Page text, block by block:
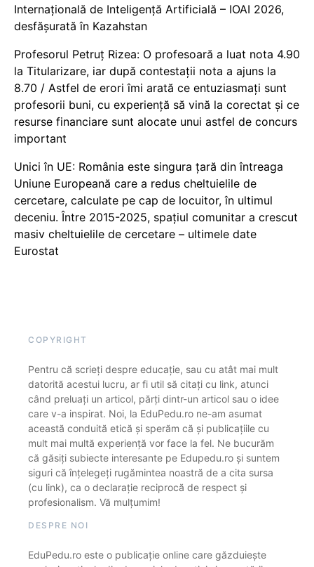
Internațională de Inteligență Artificială – IOAI 2026,
desfășurată în Kazahstan
Profesorul Petruț Rizea: O profesoară a luat nota 4.90
la Titularizare, iar după contestații nota a ajuns la
8.70 / Astfel de erori îmi arată ce entuziasmați sunt
profesorii buni, cu experiență să vină la corectat și ce
resurse financiare sunt alocate unui astfel de concurs
important
Unici în UE: România este singura țară din întreaga
Uniune Europeană care a redus cheltuielile de
cercetare, calculate pe cap de locuitor, în ultimul
deceniu. Între 2015-2025, spațiul comunitar a crescut
masiv cheltuielile de cercetare – ultimele date
Eurostat
COPYRIGHT
Pentru că scrieți despre educație, sau cu atât mai mult
datorită acestui lucru, ar fi util să citați cu link, atunci
când preluați un articol, părți dintr-un articol sau o idee
care v-a inspirat. Noi, la EduPedu.ro ne-am asumat
această conduită etică și sperăm că și publicațiile cu
mult mai multă experiență vor face la fel. Ne bucurăm
că găsiți subiecte interesante pe Edupedu.ro și suntem
siguri că înțelegeți rugămintea noastră de a cita sursa
(cu link), ca o declarație reciprocă de respect și
profesionalism. Vă mulțumim!
DESPRE NOI
EduPedu.ro este o publicație online care găzduiește